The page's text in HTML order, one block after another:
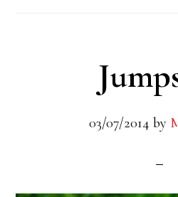
03/07/2014 by